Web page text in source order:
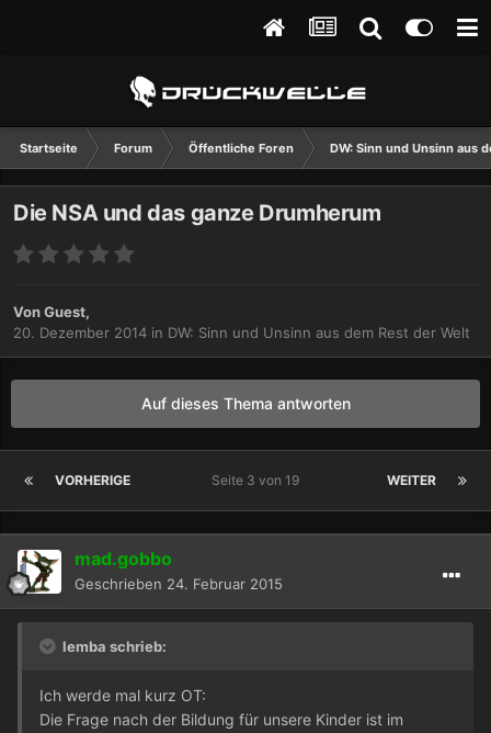
Startseite Forum Öffentliche Foren DW: Sinn und Unsinn aus
Die NSA und das ganze Drumherum
Von Guest,
20. Dezember 2014 in DW: Sinn und Unsinn aus dem Rest der Welt
Auf dieses Thema antworten
VORHERIGE WEITER
Seite 3 von 19
mad.gobbo
Geschrieben 24. Februar 2015
lemba schrieb:
Ich werde mal kurz OT:
Die Frage nach der Bildung für unsere Kinder ist im